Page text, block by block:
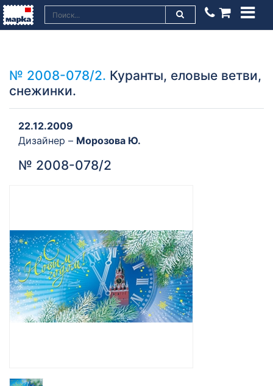
№ 2008-078/2. Куранты, еловые ветви,
снежинки.
22.12.2009
Дизайнер – Морозова Ю.
№ 2008-078/2